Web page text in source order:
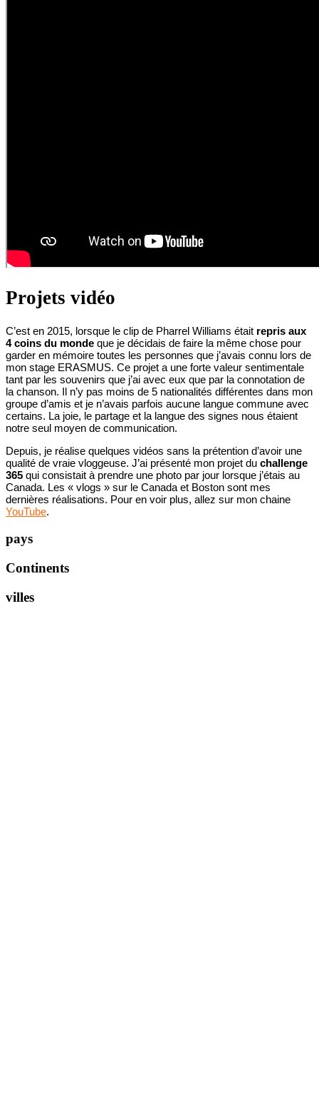
Projets vidéo
C’est en 2015, lorsque le clip de Pharrel Williams était repris aux
4 coins du monde que je décidais de faire la même chose pour
garder en mémoire toutes les personnes que j’avais connu lors de
mon stage ERASMUS. Ce projet a une forte valeur sentimentale
tant par les souvenirs que j’ai avec eux que par la connotation de
la chanson. Il n’y pas moins de 5 nationalités différentes dans mon
groupe d’amis et je n’avais parfois aucune langue commune avec
certains. La joie, le partage et la langue des signes nous étaient
notre seul moyen de communication.
Depuis, je réalise quelques vidéos sans la prétention d’avoir une
qualité de vraie vloggeuse. J’ai présenté mon projet du challenge
365 qui consistait à prendre une photo par jour lorsque j’étais au
Canada. Les « vlogs » sur le Canada et Boston sont mes
dernières réalisations. Pour en voir plus, allez sur mon chaine
YouTube.
pays
Continents
villes